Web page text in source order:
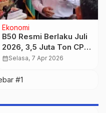
Ekonomi
B50 Resmi Berlaku Juli
2026, 3,5 Juta Ton CPO
Disiapkan untuk Biofuel
calendar_monthSelasa, 7 Apr 2026